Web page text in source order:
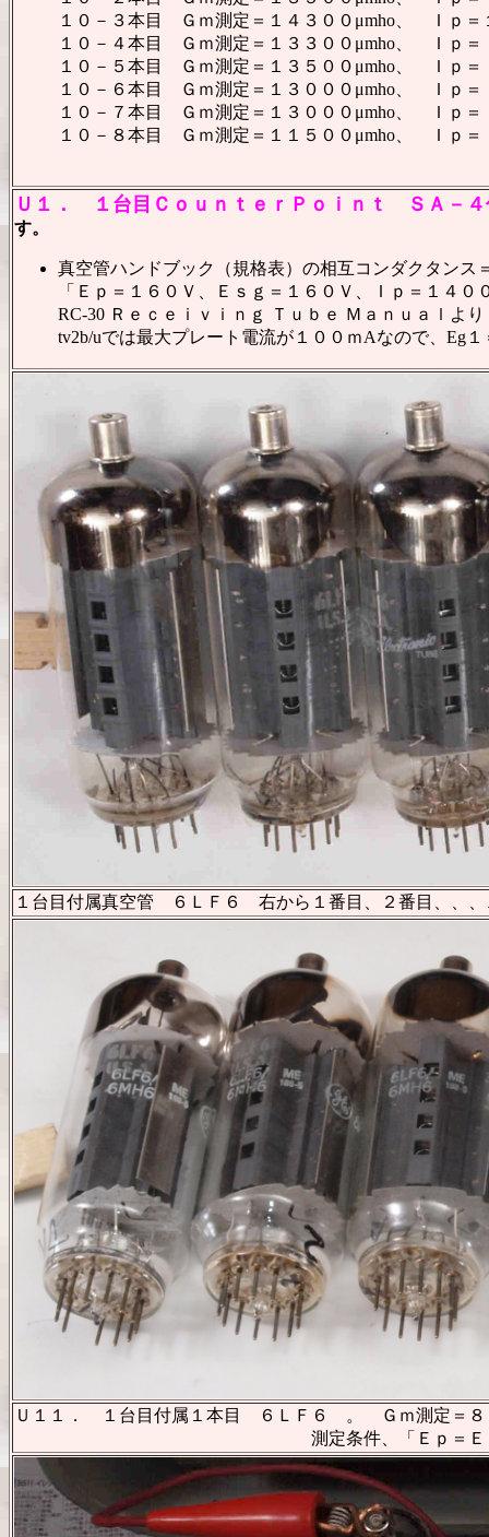
１０－３本目 Ｇｍ測定＝１４３００μmho、 Ｉｐ＝
１０－４本目 Ｇｍ測定＝１３３００μmho、 Ｉｐ
１０－５本目 Ｇｍ測定＝１３５００μmho、 Ｉｐ
１０－６本目 Ｇｍ測定＝１３０００μmho、 Ｉｐ
１０－７本目 Ｇｍ測定＝１３０００μmho、 Ｉｐ
１０－８本目 Ｇｍ測定＝１１５００μmho、 Ｉｐ
Ｕ１． １台目ＣｏｕｎｔｅｒＰｏｉｎｔ ＳＡ－
す。
真空管ハンドブック（規格表）の相互コンダクタンス
「Ｅｐ＝１６０Ｖ、Ｅｓｇ＝１６０Ｖ、Ｉｐ＝１４０
RC-30 Ｒｅｃｅｉｖｉｎｇ Ｔｕｂｅ Ｍａｎｕａｌより
tv2b/uでは最大プレート電流が１００ｍA
１台目付属真空管 ６ＬＦ６ 右から１番目、２番目、、、
Ｕ１１．
１台目付属１本目 ６ＬＦ６ 。 Ｇｍ測定＝８
測定条件、「Ｅｐ＝Ｅｓｇ＝１６０Ｖ、Ｅ